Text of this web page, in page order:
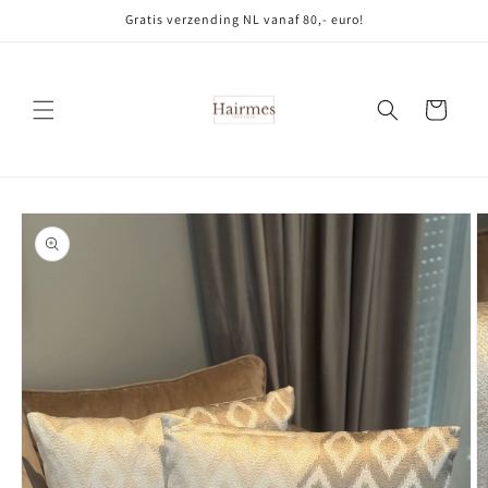
Gratis verzending NL vanaf 80,- euro!
Winkelwagen
direct naar